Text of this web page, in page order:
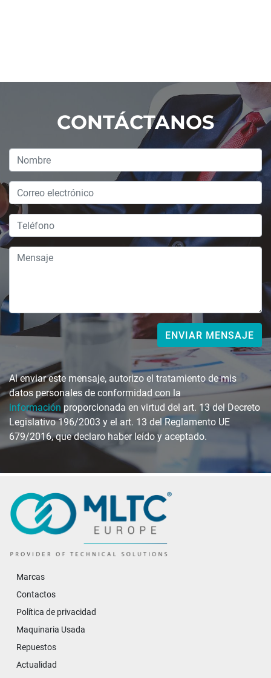
CONTÁCTANOS
ENVIAR MENSAJE
Al enviar este mensaje, autorizo ​​el tratamiento de mis
datos personales de conformidad con la
información proporcionada en virtud del art. 13 del Decreto
Legislativo 196/2003 y el art. 13 del Reglamento UE
679/2016, que declaro haber leído y aceptado.
Repuestos
Actualidad
Marcas
Maquinaria Usada
Contactos
Política de privacidad